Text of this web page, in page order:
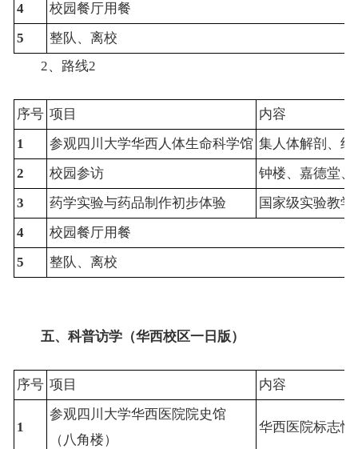
4
校园餐厅用餐
5
整队、离校
2、路线2
序号 项目
内容
1
参观四川大学华西人体生命科学馆 集人体解剖、
2
校园参访
钟楼、嘉德堂
3
药学实验与药品制作初步体验
国家级实验教
4
校园餐厅用餐
5
整队、离校
五、 科普访学（华西校区一日版）
序号 项目 内容
1
参观四川大学华西医院院史馆
（八角楼）
华西医院标志